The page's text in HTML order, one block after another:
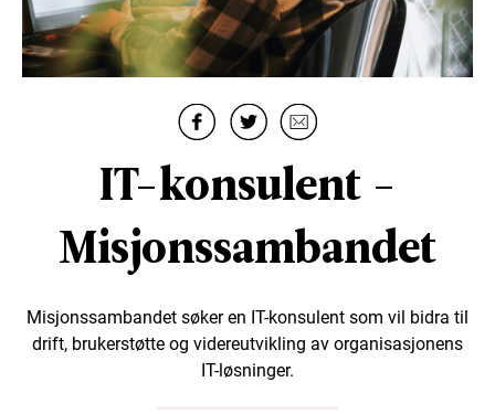
IT-konsulent -
Misjonssambandet
Misjonssambandet søker en IT-konsulent som vil bidra til
drift, brukerstøtte og videreutvikling av organisasjonens
IT-løsninger.